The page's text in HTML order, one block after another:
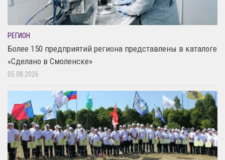
РЕГИОН
Более 150 предприятий региона представлены в каталоге
«Сделано в Смоленске»
05.08.2026